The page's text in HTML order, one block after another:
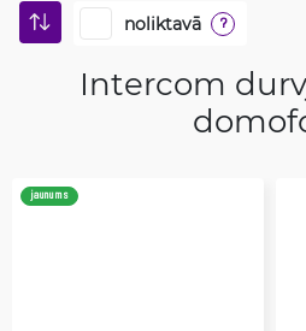
noliktavā ?
Intercom
jaunums